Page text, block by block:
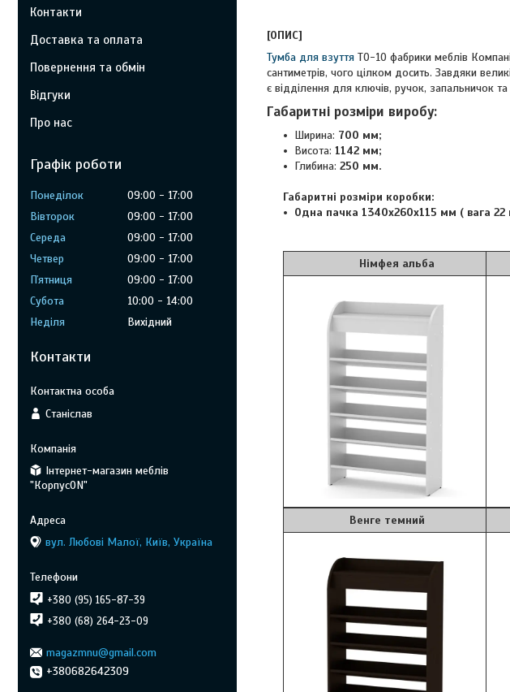
[ОПИС]
Тумба для взуття ТО-10 фабрики меблів
сантиметрів, чого цілком досить. Завдяки
є відділення для ключів, ручок, запальничок та
Габаритні розміри виробу:
Ширина: 700 мм;
Висота: 1142 мм;
Глибина: 250 мм.
Габаритні розміри коробки:
Одна пачка 1340х260х115 мм ( вага 22
Німфея альба
Венге темний
Контакти
Доставка та оплата
Повернення та обмін
Відгуки
Про нас
Графік роботи
Понеділок 09:00
17:00
Вівторок
09:00
17:00
Середа
09:00
17:00
Четвер
09:00
17:00
Пʼятниця
09:00
17:00
Субота
10:00
14:00
Неділя
Вихідний
Контакти
Станіслав
Інтернет-магазин меблів
"КорпусON"
вул. Любові Малої, Київ, Україна
+380 (95) 165-87-39
+380 (68) 264-23-09
magazmnu@gmail.com
+380682642309